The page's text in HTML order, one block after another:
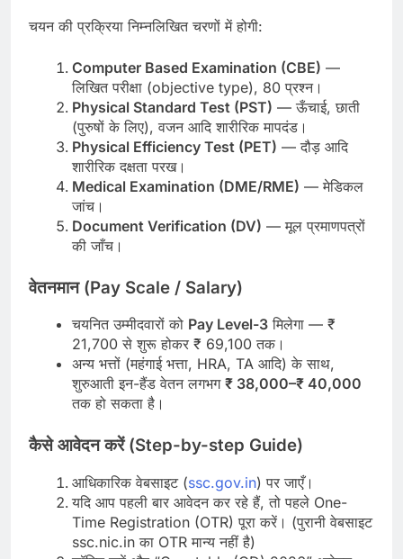
चयन की प्रक्रिया निम्नलिखित चरणों में होगी:
Computer Based Examination (CBE) —
लिखित परीक्षा (objective type), 80 प्रश्न।
Physical Standard Test (PST) — ऊँचाई, छाती
(पुरुषों के लिए), वजन आदि शारीरिक मापदंड।
Physical Efficiency Test (PET) — दौड़ आदि
शारीरिक दक्षता परख।
Medical Examination (DME/RME) — मेडिकल
जांच।
Document Verification (DV) — मूल प्रमाणपत्रों
की जाँच।
वेतनमान (Pay Scale / Salary)
चयनित उम्मीदवारों को Pay Level-3 मिलेगा — ₹
21,700 से शुरू होकर ₹ 69,100 तक।
अन्य भत्तों (महंगाई भत्ता, HRA, TA आदि) के साथ,
शुरुआती इन-हैंड वेतन लगभग ₹ 38,000–₹ 40,000
तक हो सकता है।
कैसे आवेदन करें (Step-by-step Guide)
आधिकारिक वेबसाइट (ssc.gov.in) पर जाएँ।
यदि आप पहली बार आवेदन कर रहे हैं, तो पहले One-
Time Registration (OTR) पूरा करें। (पुरानी वेबसाइट
ssc.nic.in का OTR मान्य नहीं है)